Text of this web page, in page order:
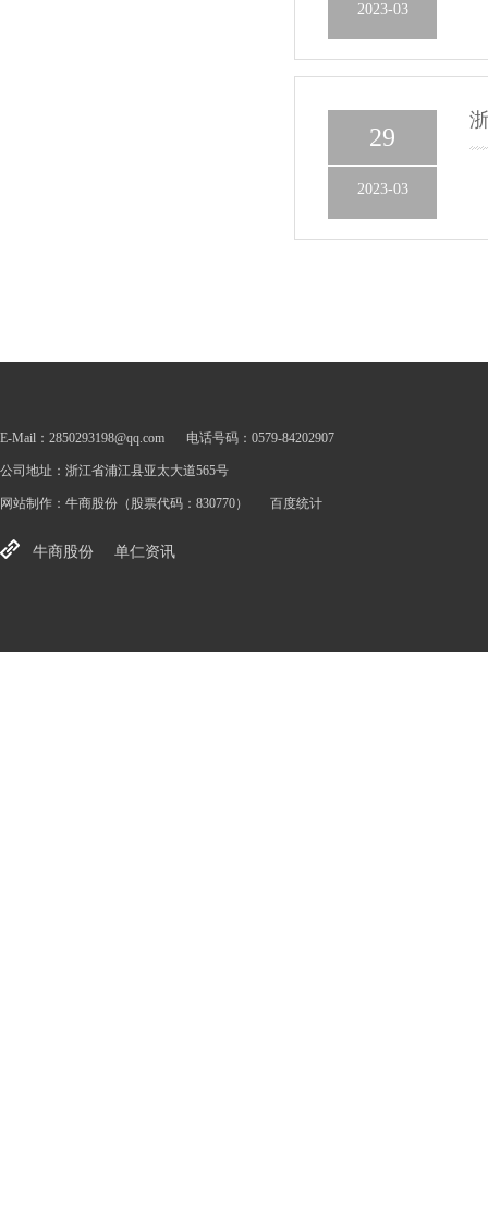
2023-03
29
2023-03
E-Mail：2850293198@qq.com 电话号码：0579-84202907
公司地址：浙江省浦江县亚太大道565号
网站制作： 牛商股份 （股票代码：830770） 百度统计
牛商股份 单仁资讯